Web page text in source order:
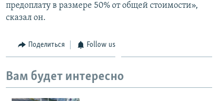
предоплату в размере 50% от общей стоимости»,
сказал он.
Поделиться Follow us
Вам будет интересно